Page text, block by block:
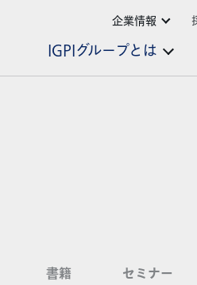
IGPIグループとは
企業情報
書籍 セミナー